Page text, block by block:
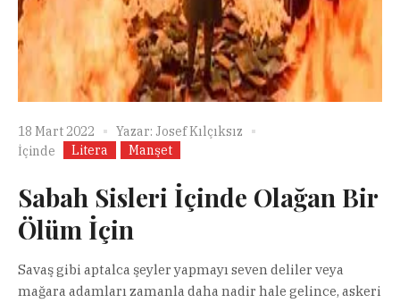
18 Mart 2022 Yazar: Josef Kılçıksız
İçinde
Litera Manşet
Sabah Sisleri İçinde Olağan Bir
Ölüm İçin
Savaş gibi aptalca şeyler yapmayı seven deliler veya
mağara adamları zamanla daha nadir hale gelince, askeri